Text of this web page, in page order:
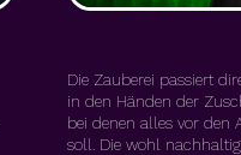
Die Zauberei passiert
in den Händen der
bei denen alles vor den
soll. Die wohl